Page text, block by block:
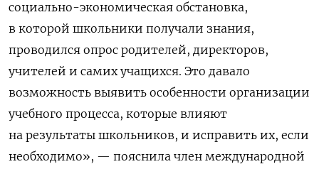
социально-экономическая обстановка,
в которой школьники получали знания,
проводился опрос родителей, директоров,
учителей и самих учащихся. Это давало
возможность выявить особенности организации
учебного процесса, которые влияют
на результаты школьников, и исправить их, если
необходимо», — пояснила член международной